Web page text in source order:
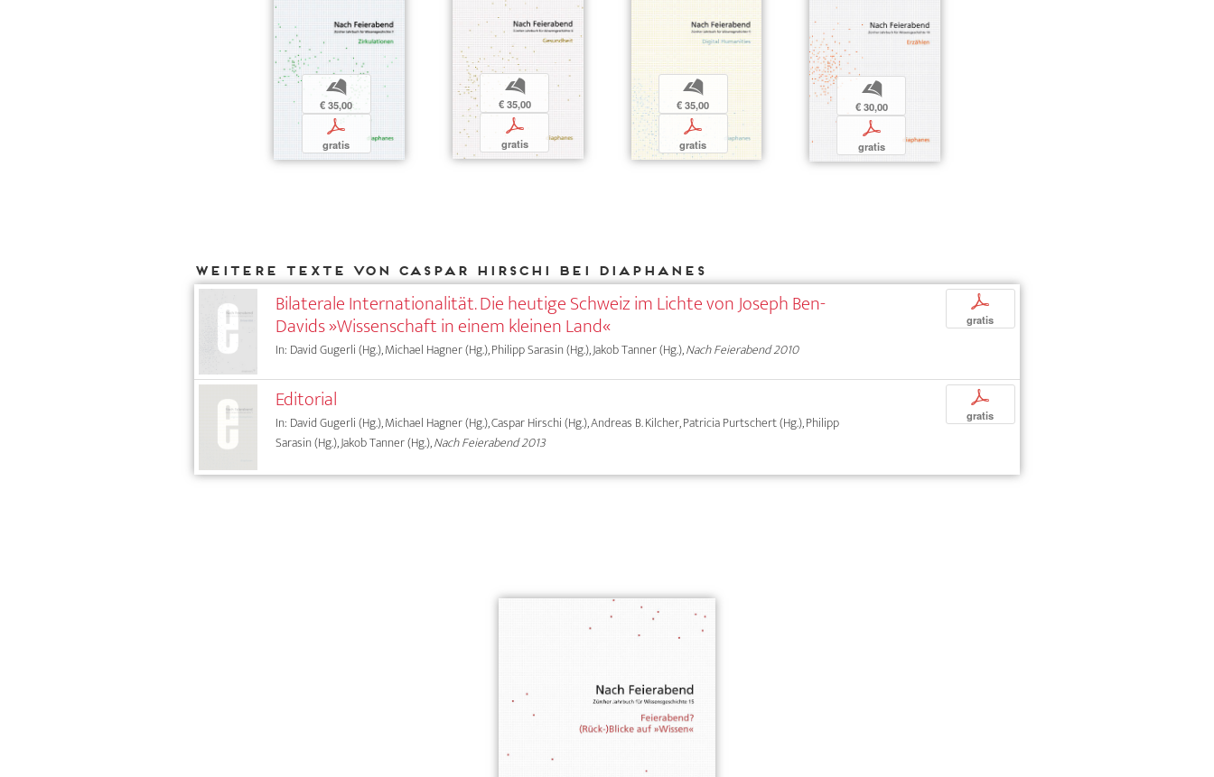
b
€ 35,00
p
gratis
b
€ 35,00
p
gratis
b
€ 35,00
p
gratis
b
€ 30,00
p
gratis
Weitere Texte von Caspar Hirschi bei DIAPHANES
Bilaterale Internationalität. Die heutige Schweiz im Lichte von Joseph Ben-
Davids »Wissenschaft in einem kleinen Land«
In: David Gugerli (Hg.), Michael Hagner (Hg.), Philipp Sarasin (Hg.), Jakob Tanner (Hg.),Nach Feierabend 2010
p
gratis
Editorial
In: David Gugerli (Hg.), Michael Hagner (Hg.), Caspar Hirschi (Hg.), Andreas B. Kilcher, Patricia Purtschert (Hg.), Philipp
Sarasin (Hg.), Jakob Tanner (Hg.),Nach Feierabend 2013
p
gratis